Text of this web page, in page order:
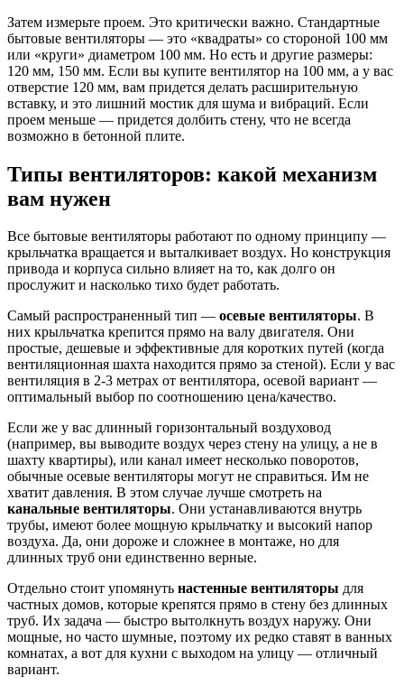
Затем измерьте проем. Это критически важно. Стандартные
бытовые вентиляторы — это «квадраты» со стороной 100 мм
или «круги» диаметром 100 мм. Но есть и другие размеры:
120 мм, 150 мм. Если вы купите вентилятор на 100 мм, а у вас
отверстие 120 мм, вам придется делать расширительную
вставку, и это лишний мостик для шума и вибраций. Если
проем меньше — придется долбить стену, что не всегда
возможно в бетонной плите.
Типы вентиляторов: какой механизм
вам нужен
Все бытовые вентиляторы работают по одному принципу —
крыльчатка вращается и выталкивает воздух. Но конструкция
привода и корпуса сильно влияет на то, как долго он
прослужит и насколько тихо будет работать.
Самый распространенный тип — осевые вентиляторы. В
них крыльчатка крепится прямо на валу двигателя. Они
простые, дешевые и эффективные для коротких путей (когда
вентиляционная шахта находится прямо за стеной). Если у вас
вентиляция в 2-3 метрах от вентилятора, осевой вариант —
оптимальный выбор по соотношению цена/качество.
Если же у вас длинный горизонтальный воздуховод
(например, вы выводите воздух через стену на улицу, а не в
шахту квартиры), или канал имеет несколько поворотов,
обычные осевые вентиляторы могут не справиться. Им не
хватит давления. В этом случае лучше смотреть на
канальные вентиляторы. Они устанавливаются внутрь
трубы, имеют более мощную крыльчатку и высокий напор
воздуха. Да, они дороже и сложнее в монтаже, но для
длинных труб они единственно верные.
Отдельно стоит упомянуть настенные вентиляторы для
частных домов, которые крепятся прямо в стену без длинных
труб. Их задача — быстро вытолкнуть воздух наружу. Они
мощные, но часто шумные, поэтому их редко ставят в ванных
комнатах, а вот для кухни с выходом на улицу — отличный
вариант.